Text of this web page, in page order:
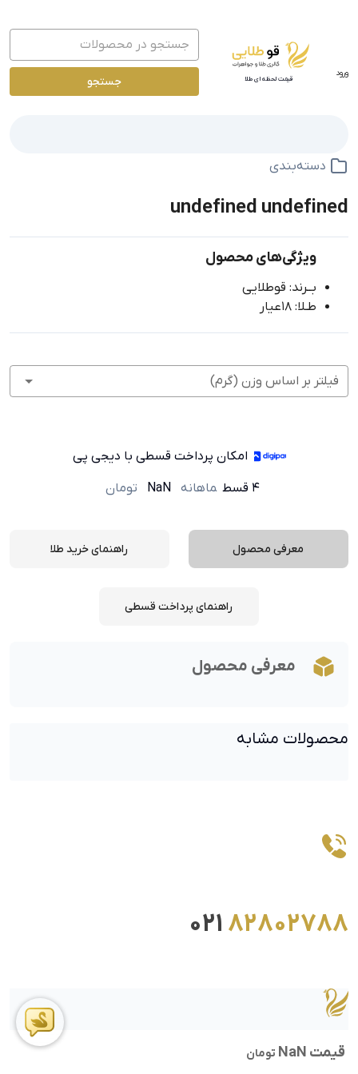
ورود
قیمت لحظه ای طلا جستجو
دسته‌بندی
undefined undefined
ویژگی‌های محصول
بــرند: قوطلایی
طـلا: 18عیار
فیلتر بر اساس وزن (گرم)
امکان پرداخت قسطی با دیجی پی
۴ قسط
ماهانه NaN تومان
قیمت NaN تومان
معرفی محصول راهنمای خرید طلا
راهنمای پرداخت قسطی
معرفی محصول
محصولات مشابه
82802788
021